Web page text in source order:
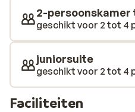
ingerichte restaurant
gerechten, Oostenrijkse
wijnen uit de wijnkelder
schnaps proeven.
2-persoonskamer
geschikt voor 2 tot 4
juniorsuite
geschikt voor 2 tot 4
Faciliteiten